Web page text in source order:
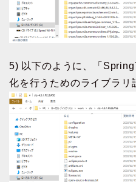
5) 以下のように、「
化を行うためのライブラリ